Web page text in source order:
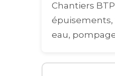
Chantiers
épuisements,
eau,
Graphique interactif de